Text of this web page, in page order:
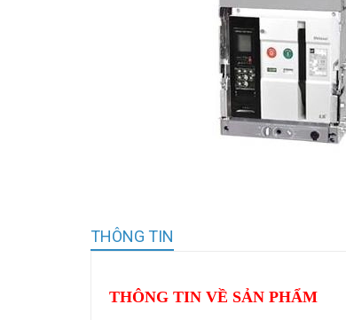
THÔNG TIN
THÔNG TIN VỀ SẢN PHẨM